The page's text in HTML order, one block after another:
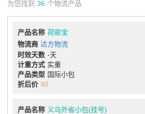
为您找到 36 个物流产品
产品名称 荷邮宝
物流商 达方物流
时效天数 -天
计重方式 实重
产品类型 国际小包
折后价 90
产品名称 义乌外省小包(挂号)